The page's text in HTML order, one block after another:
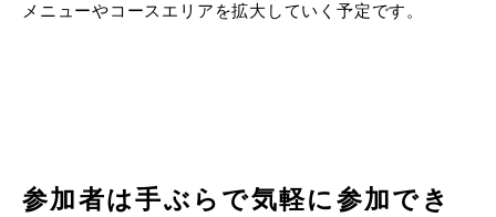
メニューやコースエリアを拡大していく予定です。
参加者は手ぶらで気軽に参加でき